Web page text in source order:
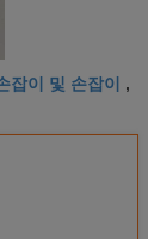
잡이 및 손잡이 ,